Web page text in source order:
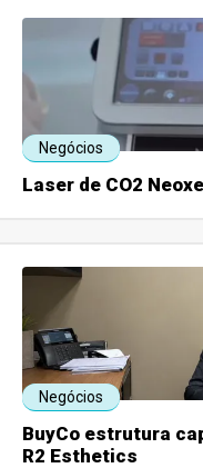
Negócios
Laser de CO2
Negócios
BuyCo estrutura
R2 Esthetics